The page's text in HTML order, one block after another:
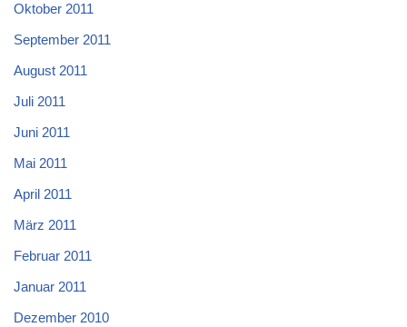
Oktober 2011
September 2011
August 2011
Juli 2011
Juni 2011
Mai 2011
April 2011
März 2011
Februar 2011
Januar 2011
Dezember 2010